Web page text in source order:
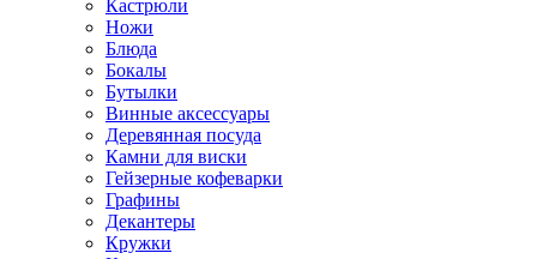
Кастрюли
Ножи
Блюда
Бокалы
Бутылки
Винные аксессуары
Деревянная посуда
Камни для виски
Гейзерные кофеварки
Графины
Декантеры
Кружки